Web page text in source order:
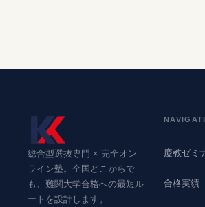
総合型選抜専門 × 完全オン
ライン塾。全国どこからで
も、難関大学合格への最短ル
ートを設計します。
慶教ゼミ
合格実績